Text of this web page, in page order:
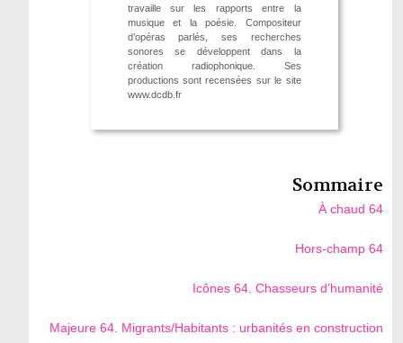
travaille sur les rapports entre la
musique et la poésie. Compositeur
d’opéras parlés, ses recherches
sonores se développent dans la
création radiophonique. Ses
productions sont recensées sur le site
www.dcdb.fr
Sommaire
À chaud 64
Hors-champ 64
Icônes 64. Chasseurs d’humanité
Majeure 64. Migrants/Habitants : urbanités en construction